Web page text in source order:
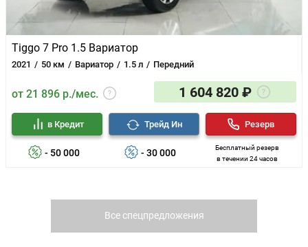
Tiggo 7 Pro 1.5 Вариатор
2021 50 км Вариатор 1.5 л Передний
от 21 896 р./мес. 1 604 820 ₽
- 50 000
в Кредит
- 30 000
Трейд Ин
Бесплатный резерв
в течении 24 часов
Резерв
Все спецпредложения